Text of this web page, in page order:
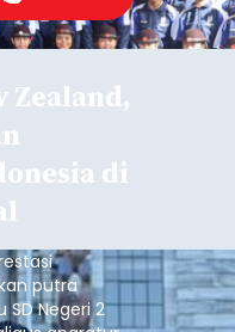
Zealand,
di
putra
Negeri 2